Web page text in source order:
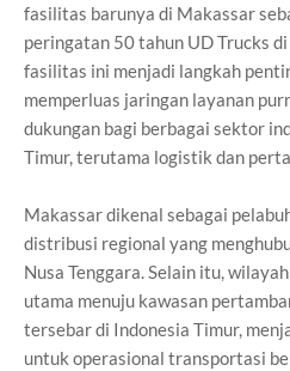
fasilitas barunya di Makassar
peringatan 50 tahun UD Trucks di
fasilitas ini menjadi langkah
memperluas jaringan layanan
dukungan bagi berbagai sektor
Timur, terutama logistik dan
Makassar dikenal sebagai
distribusi regional yang
Nusa Tenggara. Selain itu,
utama menuju kawasan
tersebar di Indonesia Timur,
untuk operasional transportasi